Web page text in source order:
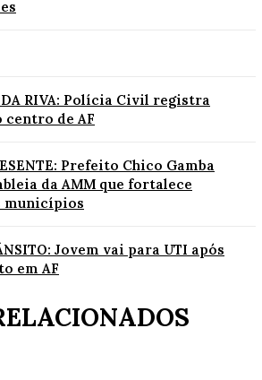
DA RIVA: Polícia Civil registra
centro de AF
Prefeito Chico Gamba
da AMM que fortalece
municípios
Jovem vai para UTI após
em AF